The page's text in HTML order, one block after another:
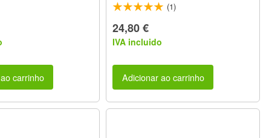
carrinho
(1)
24,80 €
IVA incluido
Adicionar ao carrinho